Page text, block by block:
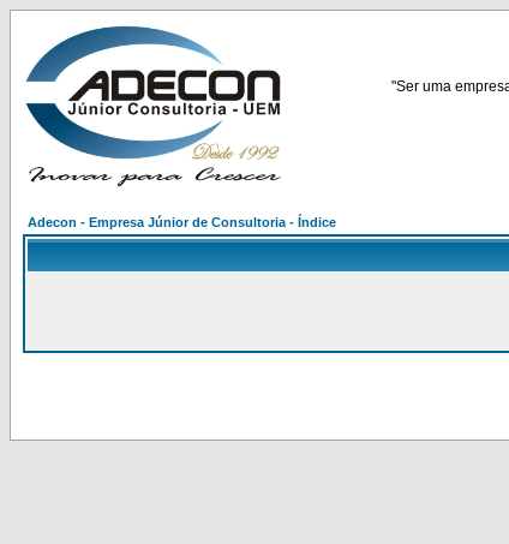
"Ser uma
Adecon - Empresa Júnior de Consultoria - Índice